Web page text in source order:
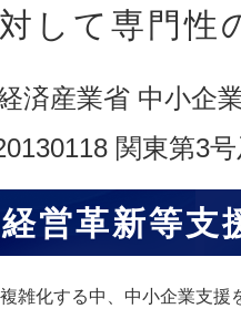
して専門性
済産業省 中小企
関東第3号
経営革新等支
雑化する中、中小企業支